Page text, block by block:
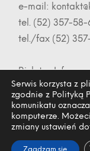
e-mail:
tel. (52) 357-58-
tel./fax (52)
Biuletyn
Kujawskie
Serwis korzysta z
zgodnie z Polityką
komunikatu
komputerze.
zmiany ustawień
Zgadzam się